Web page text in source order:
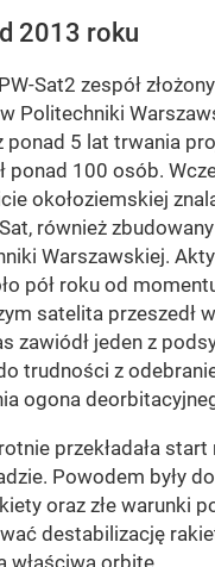
2013 roku
Sat2 zespół
Politechniki
ponad 5 lat trwania
ponad 100 osób.
okołoziemskiej
również
Warszawskiej.
pół roku od
satelita przeszedł
zawiódł jeden z
trudności z
ogona
przekładała
Powodem były
oraz złe warunki
destabilizację